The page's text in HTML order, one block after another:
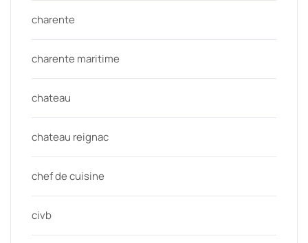
charente
charente maritime
chateau
chateau reignac
chef de cuisine
civb